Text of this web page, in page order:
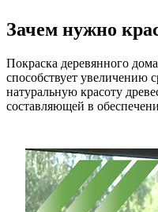
Зачем нужно
Покраска деревянного
способствует увеличению
натуральную красоту
составляющей в